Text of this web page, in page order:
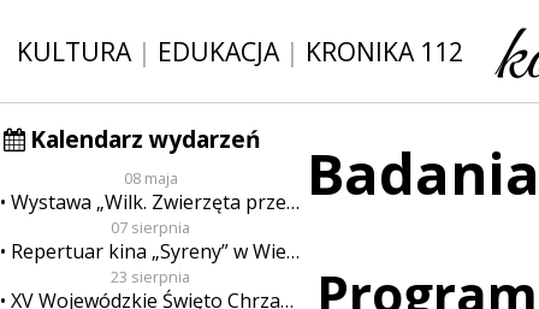
KULTURA| EDUKACJA| KRONIKA 112
Kalendarz wydarzeń
08 maja
Wystawa „Wilk. Zwierzęta przeklęte”
07 sierpnia
Repertuar kina „Syreny” w Wieluniu w dn. od 7 do 13 sierpnia
23 sierpnia
XV Wojewódzkie Święto Chrzanu